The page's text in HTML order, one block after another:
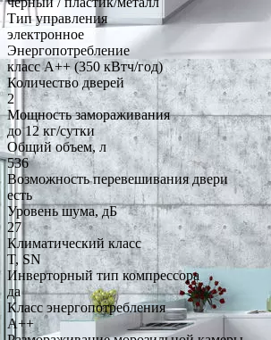
Тип управления
электронное
Энергопотребление
класс A++ (350 кВтч/год)
Количество дверей
2
Мощность замораживания
до 12 кг/cутки
Общий объем, л
536
Возможность перевешивания двери
есть
Уровень шума, дБ
27
Климатический класс
T, SN
Инверторный тип компрессора
да
Класс энергопотребления
A++